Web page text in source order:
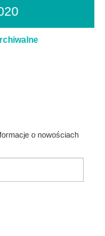
o nowościach